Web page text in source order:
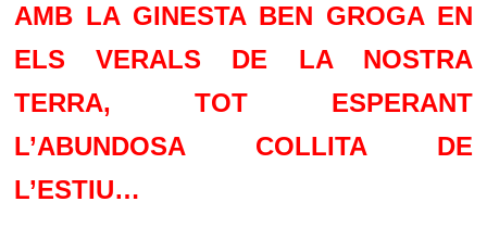
AMB LA GINESTA BEN GROGA EN
ELS VERALS DE LA NOSTRA
TERRA, TOT ESPERANT
L’ABUNDOSA COLLITA DE
L’ESTIU…